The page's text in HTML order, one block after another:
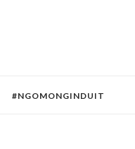
#NGOMONGINDUIT